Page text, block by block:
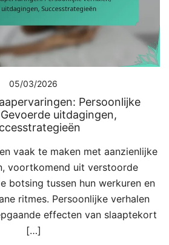
05/03/2026
Persoonlijke
uitdagingen,
vaak te maken met aanzienlijke
voortkomend uit verstoorde
botsing tussen hun werkuren en
ritmes. Persoonlijke verhalen
effecten van slaaptekort
[…]